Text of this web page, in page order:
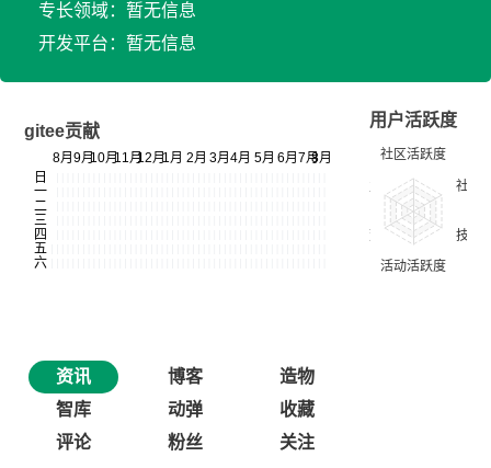
专长领域：暂无信息
开发平台：暂无信息
gitee贡献
用户活跃度
资讯 博客
造物
智库
动弹
收藏
评论
粉丝 关注